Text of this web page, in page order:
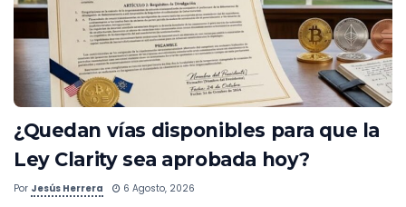
¿Quedan vías disponibles para que la
Ley Clarity sea aprobada hoy?
Por Jesús Herrera 6 Agosto, 2026